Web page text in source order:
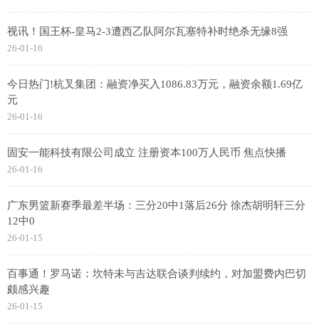
视讯！国王杯-皇马2-3遭西乙队阿尔瓦塞特补时绝杀无缘8强
26-01-16
今日热门!杭叉集团：融资净买入1086.83万元，融资余额1.69亿
元
26-01-16
固安一能科技有限公司成立 注册资本100万人民币 焦点快播
26-01-16
广东男篮新赛季最差半场：三分20中1落后26分 徐杰胡明轩三分
12中0
26-01-15
百事通！罗马诺：坎特未与吉达联合谈判续约，对加盟费内巴切
颇感兴趣
26-01-15